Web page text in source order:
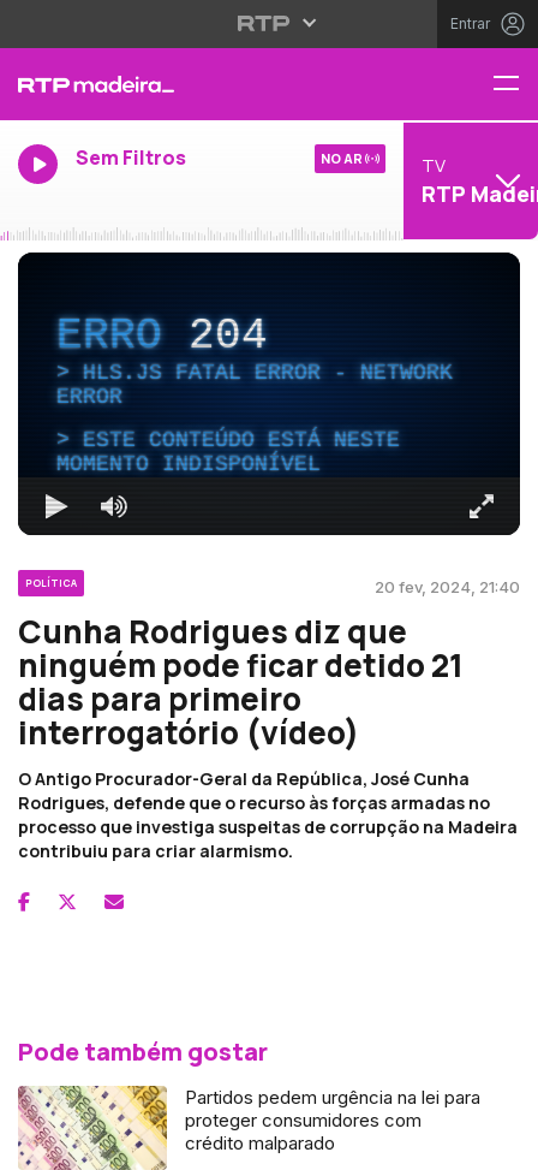
Entrar
Sem Filtros NO AR TV
RTP
ERRO204
HLS.JS FATAL ERROR - NETWORK
ERROR
ESTE CONTEÚDO ESTÁ NESTE
MOMENTO INDISPONÍVEL
POLÍTICA 20 fev, 2024, 21:40
Cunha Rodrigues diz que
ninguém pode ficar detido 21
dias para primeiro
interrogatório (vídeo)
O Antigo Procurador-Geral da República, José Cunha
Rodrigues, defende que o recurso às forças armadas no
processo que investiga suspeitas de corrupção na Madeira
contribuiu para criar alarmismo.
Pode também gostar
Partidos pedem urgência na lei para
proteger consumidores com
crédito malparado